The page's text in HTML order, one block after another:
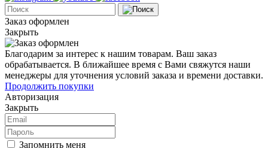
Заказ оформлен
Закрыть
Благодарим за интерес к нашим товарам. Ваш заказ
обрабатывается. В ближайшее время с Вами свяжутся наши
менеджеры для уточнения условий заказа и времени доставки.
Продолжить покупки
Авторизация
Закрыть
Запомнить меня